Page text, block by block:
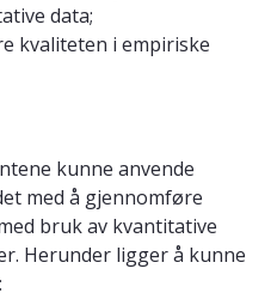
data;
kvaliteten i empiriske
kunne anvende
med å gjennomføre
bruk av kvantitative
Herunder ligger å kunne